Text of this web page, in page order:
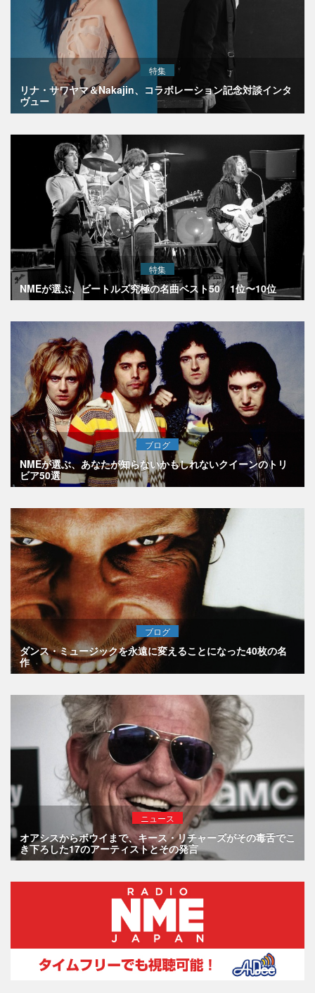
特集
リナ・サワヤマ＆Nakajin、コラボレーション記念対談インタ
ヴュー
特集
NMEが選ぶ、ビートルズ究極の名曲ベスト50 1位〜10位
ブログ
NMEが選ぶ、あなたが知らないかもしれないクイーンのトリ
ビア50選
ブログ
ダンス・ミュージックを永遠に変えることになった40枚の名
作
ニュース
オアシスからボウイまで、キース・リチャーズがその毒舌でこ
き下ろした17のアーティストとその発言